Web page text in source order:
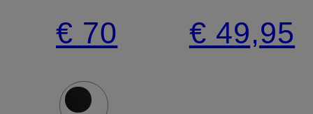
€ 70 € 49,95